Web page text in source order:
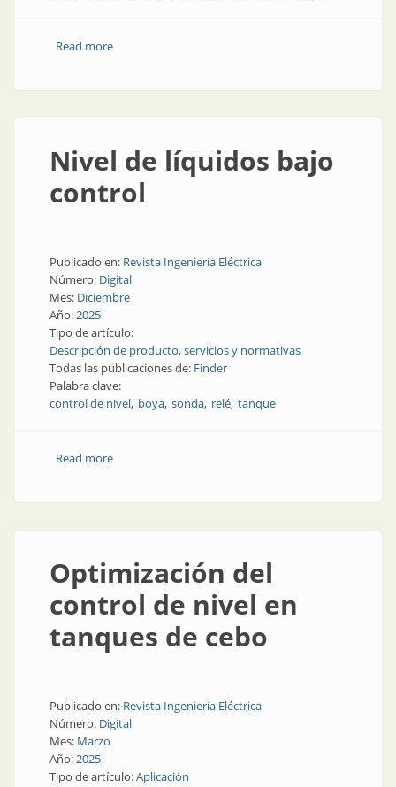
Read moreabout Látex medido al milímetro
Nivel de líquidos bajo
control
Publicado en: Revista Ingeniería Eléctrica
Número: Digital
Mes: Diciembre
Año:2025
Tipo de artículo:
Descripción de producto, servicios y normativas
Todas las publicaciones de: Finder
Palabra clave:
control de nivel boya sonda relé tanque
Read moreabout Nivel de líquidos bajo control
Optimización del
control de nivel en
tanques de cebo
Publicado en: Revista Ingeniería Eléctrica
Número: Digital
Mes: Marzo
Año:2025
Tipo de artículo:Aplicación